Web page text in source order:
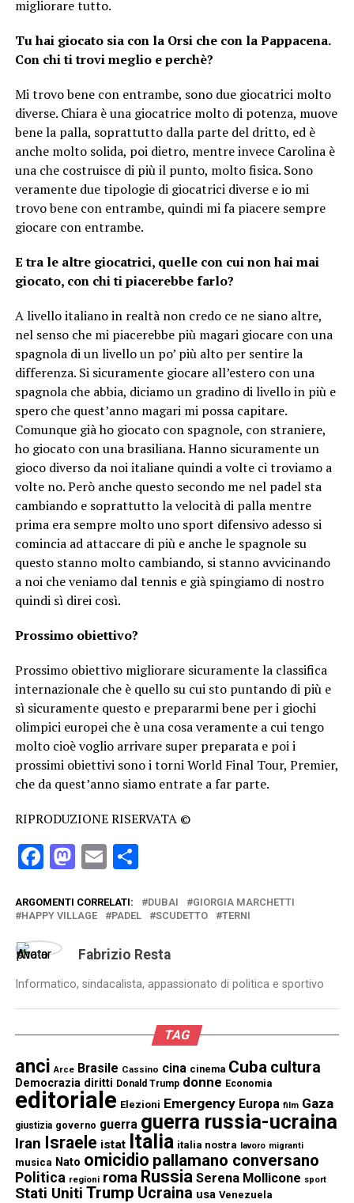
migliorare tutto.
Tu hai giocato sia con la Orsi che con la Pappacena.
Con chi ti trovi meglio e perchè?
Mi trovo bene con entrambe, sono due giocatrici molto
diverse. Chiara è una giocatrice molto di potenza, muove
bene la palla, soprattutto dalla parte del dritto, ed è
anche molto solida, poi dietro, mentre invece Carolina è
una che costruisce di più il punto, molto fisica. Sono
veramente due tipologie di giocatrici diverse e io mi
trovo bene con entrambe, quindi mi fa piacere sempre
giocare con entrambe.
E tra le altre giocatrici, quelle con cui non hai mai
giocato, con chi ti piacerebbe farlo?
A livello italiano in realtà non credo ce ne siano altre,
nel senso che mi piacerebbe più magari giocare con una
spagnola di un livello un po’ più alto per sentire la
differenza. Si sicuramente giocare all’estero con una
spagnola che abbia, diciamo un gradino di livello in più e
spero che quest’anno magari mi possa capitare.
Comunque già ho giocato con spagnole, con straniere,
ho giocato con una brasiliana. Hanno sicuramente un
gioco diverso da noi italiane quindi a volte ci troviamo a
volte no. Però anche questo secondo me nel padel sta
cambiando e soprattutto la velocità di palla mentre
prima era sempre molto uno sport difensivo adesso si
comincia ad attaccare di più e anche le spagnole su
questo stanno molto cambiando, si stanno avvicinando
a noi che veniamo dal tennis e già spingiamo di nostro
quindi sì direi così.
Prossimo obiettivo?
Prossimo obiettivo migliorare sicuramente la classifica
internazionale che è quello su cui sto puntando di più e
sì sicuramente questo e prepararmi bene per i giochi
olimpici europei che è una cosa veramente a cui tengo
molto cioè voglio arrivare super preparata e poi i
prossimi obiettivi sono i torni World Final Tour, Premier,
che da quest’anno siamo entrate a far parte.
RIPRODUZIONE RISERVATA ©
Facebook
Mastodon
EmailCondividi
ARGOMENTI CORRELATI: DUBAI
GIORGIA MARCHETTI
HAPPY VILLAGE
PADEL SCUDETTO TERNI
Fabrizio Resta
Informatico, sindacalista, appassionato di politica e sportivo
TAG
anci Arce Brasile Cassino cina cinema Cuba cultura
Democrazia diritti Donald Trump donne Economia
editoriale Elezioni Emergency Europa film Gaza
giustizia governo guerra guerra russia-ucraina
Iran Israele istat Italia italia nostra lavoro migranti
musica Nato omicidio pallamano conversano
Politica regioni roma Russia Serena Mollicone sport
Stati Uniti Trump Ucraina usa Venezuela